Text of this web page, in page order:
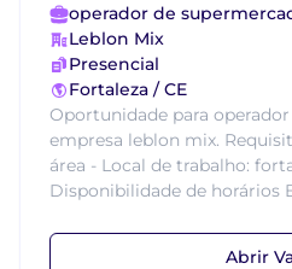
operador de
Leblon Mix
Presencial
Fortaleza / CE
Oportunidade para
empresa leblon mix.
área - Local de trabalho:
Disponibilidade de horários
Abrir